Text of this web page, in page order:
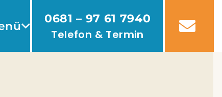
0681 – 97 61 7940
Telefon & Termin